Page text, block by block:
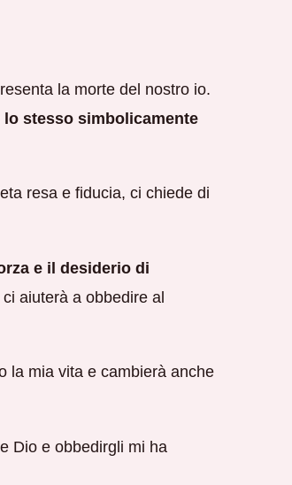
la morte del nostro io.
stesso simbolicamente
resa e fiducia, ci chiede di
e il desiderio di
aiuterà a obbedire al
la mia vita e cambierà anche
Dio e obbedirgli mi ha